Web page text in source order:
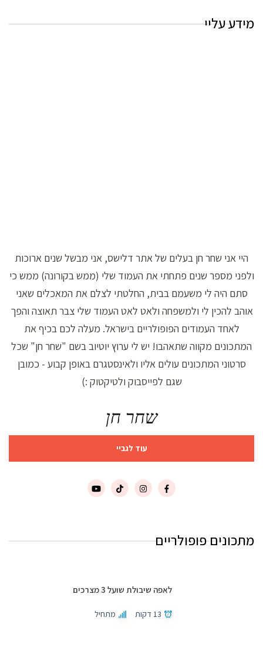
מידע עליי
היי אני שחר חן בעלים של אתר דלישס, אני מבשל שנים ארוכות
ולפני מספר שנים פתחתי את העמוד שלי (ממש בקורונה) ממש כי
סתם היה לי משעמם בבית, החלטתי לצלם את המאכלים שאני
אוהב להכין לי ולמשפחה ולאט לאט העמוד שלי צבר תאוצה והפך
לאחד העמודים הפופולריים בישראל. מעלה לכם בכיף את
המתכונים מקווה שתאהבו! יש לי ערוץ יוטיוב בשם "שחר חן" שכל
סרטוני המתכונים עולים אליו ולאינסטגרם באופן קבוע - כמובן
שגם לפייסבוק ולטיקטוק :)
שחר חן
עוד לגביי
מתכונים פופולריים
לאפה שיבולת שועל 3 מצרכים
13 דקות מתחיל